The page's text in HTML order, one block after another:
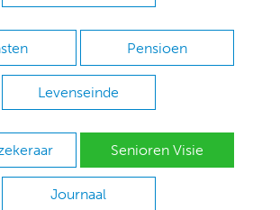
Pensioen
Levenseinde
Senioren Visie
Journaal